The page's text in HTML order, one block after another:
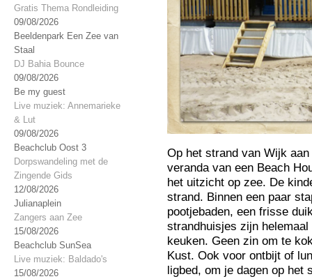
Gratis Thema Rondleiding
09/08/2026
Beeldenpark Een Zee van
Staal
DJ Bahia Bounce
09/08/2026
Be my guest
Live muziek: Annemarieke
& Lut
09/08/2026
Beachclub Oost 3
Dorpswandeling met de
Zingende Gids
12/08/2026
Julianaplein
Zangers aan Zee
15/08/2026
Beachclub SunSea
Live muziek: Baldado's
15/08/2026
Op het strand van Wijk
veranda van een Beach
het uitzicht op zee. De
strand. Binnen een paar
pootjebaden, een frisse
strandhuisjes zijn
keuken. Geen zin om te
Kust. Ook voor ontbijt of
ligbed, om je dagen op het